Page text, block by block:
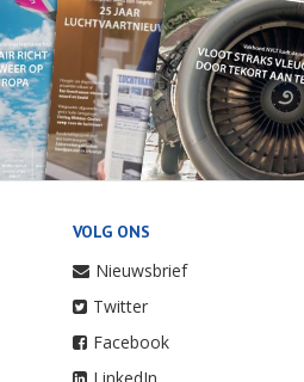
VOLG ONS
Nieuwsbrief
Twitter
Facebook